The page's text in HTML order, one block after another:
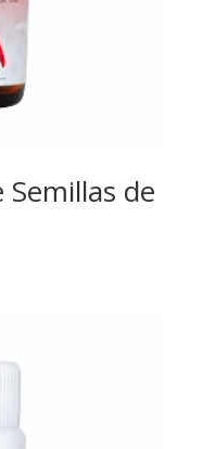
Semillas de